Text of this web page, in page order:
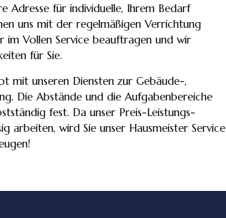
Adresse für individuelle, Ihrem Bedarf
uns mit der regelmäßigen Verrichtung
im Vollen Service beauftragen und wir
für Sie.
mit unseren Diensten zur Gebäude-,
Die Abstände und die Aufgabenbereiche
fest. Da unser Preis-Leistungs-
arbeiten, wird Sie unser Hausmeister Service